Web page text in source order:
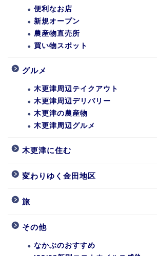
便利なお店
新規オープン
農産物直売所
買い物スポット
グルメ
木更津周辺テイクアウト
木更津周辺デリバリー
木更津の農産物
木更津周辺グルメ
木更津に住む
変わりゆく金田地区
旅
その他
なかぶのおすすめ